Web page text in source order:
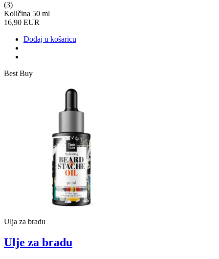
(3)
Količina 50 ml
16,90 EUR
Dodaj u košaricu
Best Buy
Ulja za bradu
Ulje za bradu